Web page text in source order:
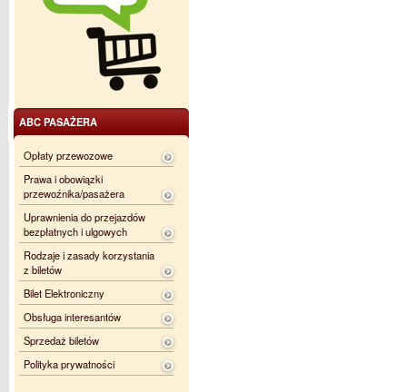
ABC PASAŻERA
Opłaty przewozowe
Prawa i obowiązki
przewoźnika/pasażera
Uprawnienia do przejazdów
bezpłatnych i ulgowych
Rodzaje i zasady korzystania
z biletów
Bilet Elektroniczny
Obsługa interesantów
Sprzedaż biletów
Polityka prywatności